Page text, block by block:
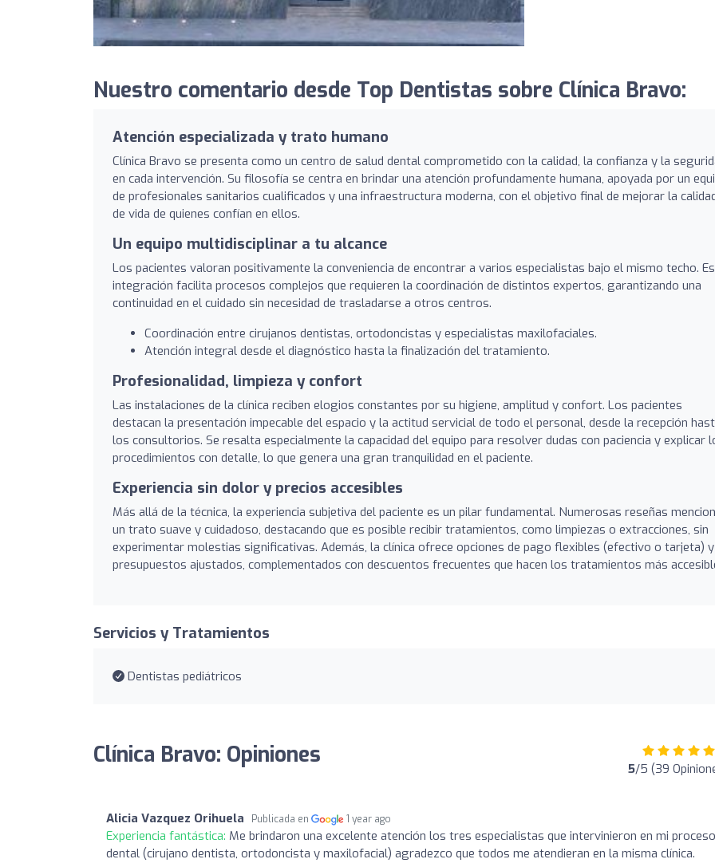
Nuestro comentario desde Top Dentistas sobre Clínica Bravo:
Atención especializada y trato humano
Clínica Bravo se presenta como un centro de salud dental comprometido con la calidad, la confianza y la
en cada intervención. Su filosofía se centra en brindar una atención profundamente humana, apoyada por un
de profesionales sanitarios cualificados y una infraestructura moderna, con el objetivo final de mejorar la
de vida de quienes confían en ellos.
Un equipo multidisciplinar a tu alcance
Los pacientes valoran positivamente la conveniencia de encontrar a varios especialistas bajo el mismo techo.
integración facilita procesos complejos que requieren la coordinación de distintos expertos, garantizando una
continuidad en el cuidado sin necesidad de trasladarse a otros centros.
Coordinación entre cirujanos dentistas, ortodoncistas y especialistas maxilofaciales.
Atención integral desde el diagnóstico hasta la finalización del tratamiento.
Profesionalidad, limpieza y confort
Las instalaciones de la clínica reciben elogios constantes por su higiene, amplitud y confort. Los pacientes
destacan la presentación impecable del espacio y la actitud servicial de todo el personal, desde la recepción
los consultorios. Se resalta especialmente la capacidad del equipo para resolver dudas con paciencia y explicar
procedimientos con detalle, lo que genera una gran tranquilidad en el paciente.
Experiencia sin dolor y precios accesibles
Más allá de la técnica, la experiencia subjetiva del paciente es un pilar fundamental. Numerosas reseñas
un trato suave y cuidadoso, destacando que es posible recibir tratamientos, como limpiezas o extracciones, sin
experimentar molestias significativas. Además, la clínica ofrece opciones de pago flexibles (efectivo o tarjeta) y
presupuestos ajustados, complementados con descuentos frecuentes que hacen los tratamientos más
Servicios y Tratamientos
Dentistas pediátricos
Clínica Bravo: Opiniones 5/5 (39
Alicia Vazquez Orihuela Publicada en 1 year ago
Experiencia fantástica: Me brindaron una excelente atención los tres especialistas que intervinieron en mi proceso
dental (cirujano dentista, ortodoncista y maxilofacial) agradezco que todos me atendieran en la misma clínica.